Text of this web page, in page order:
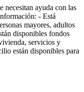
necesitan ayuda con las
- Está
mayores, adultos
disponibles fondos
servicios y
están disponibles para